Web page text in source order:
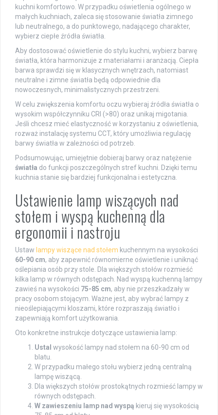
kuchni komfortowo. W przypadku oświetlenia ogólnego w
małych kuchniach, zaleca się stosowanie światła zimnego
lub neutralnego, a do punktowego, nadającego charakter,
wybierz ciepłe źródła światła.
Aby dostosować oświetlenie do stylu kuchni, wybierz barwę
światła, która harmonizuje z materiałami i aranżacją. Ciepła
barwa sprawdzi się w klasycznych wnętrzach, natomiast
neutralne i zimne światła będą odpowiednie dla
nowoczesnych, minimalistycznych przestrzeni.
W celu zwiększenia komfortu oczu wybieraj źródła światła o
wysokim współczynniku CRI (>80) oraz unikaj migotania.
Jeśli chcesz mieć elastyczność w korzystaniu z oświetlenia,
rozważ instalację systemu CCT, który umożliwia regulację
barwy światła w zależności od potrzeb.
Podsumowując, umiejętnie dobieraj barwy oraz natężenie
światła do funkcji poszczególnych stref kuchni. Dzięki temu
kuchnia stanie się bardziej funkcjonalna i estetyczna.
Ustawienie lamp wiszących nad
stołem i wyspą kuchenną dla
ergonomii i nastroju
Ustaw lampy wiszące nad stołem kuchennym na wysokości
60-90 cm, aby zapewnić równomierne oświetlenie i uniknąć
oślepiania osób przy stole. Dla większych stołów rozmieść
kilka lamp w równych odstępach. Nad wyspą kuchenną lampy
zawieś na wysokości 75-85 cm, aby nie przeszkadzały w
pracy osobom stojącym. Ważne jest, aby wybrać lampy z
nieoślepiającymi kloszami, które rozpraszają światło i
zapewniają komfort użytkowania.
Oto konkretne instrukcje dotyczące ustawienia lamp:
Ustal wysokość lampy nad stołem na 60-90 cm od
blatu.
W przypadku małego stołu wybierz jedną centralną
lampę wiszącą.
Dla większych stołów prostokątnych rozmieść lampy w
równych odstępach.
W zawieszeniu lamp nad wyspą kieruj się wysokością